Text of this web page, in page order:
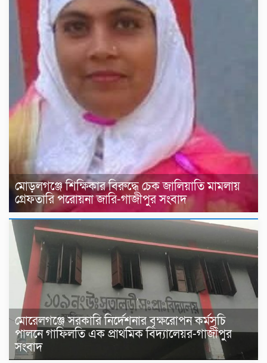
মোড়লগঞ্জে শিক্ষিকার বিরুদ্ধে চেক জালিয়াতি মামলায়
গ্রেফতারি পরোয়না জারি-গাজীপুর সংবাদ
মোরেলগঞ্জে সরকারি নির্দেশনার বৃক্ষরোপন কর্মসূচি
পালনে গাফিলতি এক প্রাথমিক বিদ্যালেয়র-গাজীপুর
সংবাদ